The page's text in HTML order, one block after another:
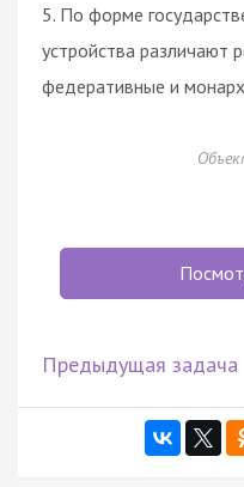
5. По форме
устройства различают
федеративные и
Предыдущая задача